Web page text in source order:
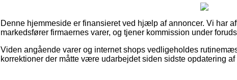
Denne hjemmeside er finansieret ved hjælp af annoncer. Vi har
markedsfører firmaernes varer, og tjener kommission under
Viden angående varer og internet shops vedligeholdes
korrektioner der måtte være udarbejdet siden sidste opdatering af